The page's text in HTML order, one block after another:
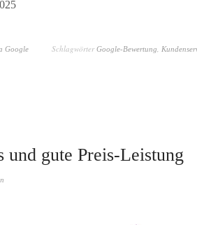
Google SchlagwörterGoogle-Bewertung,
und gute Preis-Leistung